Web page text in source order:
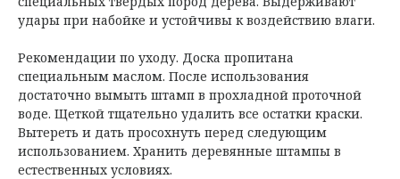
удары при набойке и устойчивы к воздействию влаги.
Рекомендации по уходу. Доска пропитана
специальным маслом. После использования
достаточно вымыть штамп в прохладной проточной
воде. Щеткой тщательно удалить все остатки краски.
Вытереть и дать просохнуть перед следующим
использованием. Хранить деревянные штампы в
естественных условиях.